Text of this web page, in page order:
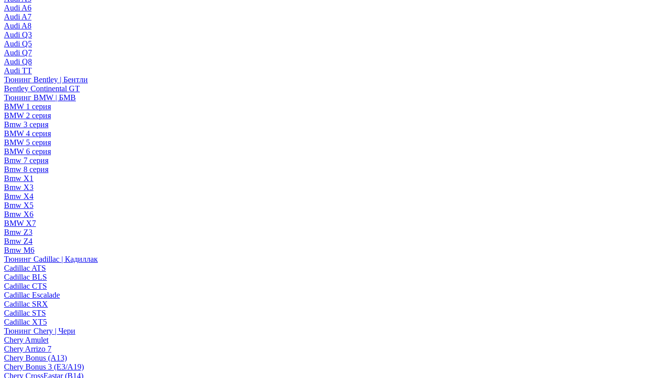
Audi A6
Audi A7
Audi A8
Audi Q3
Audi Q5
Audi Q7
Audi Q8
Audi TT
Тюнинг Bentley | Бентли
Bentley Continental GT
Тюнинг BMW | БМВ
BMW 1 серия
BMW 2 серия
Bmw 3 серия
BMW 4 серия
BMW 5 серия
BMW 6 серия
Bmw 7 серия
Bmw 8 серия
Bmw X1
Bmw X3
Bmw X4
Bmw X5
Bmw X6
BMW X7
Bmw Z3
Bmw Z4
Bmw М6
Тюнинг Cadillac | Кадиллак
Cadillac ATS
Cadillac BLS
Cadillac CTS
Cadillac Escalade
Cadillac SRX
Cadillac STS
Cadillac XT5
Тюнинг Chery | Чери
Chery Amulet
Chery Arrizo 7
Chery Bonus (A13)
Chery Bonus 3 (E3/A19)
Chery CrossEastar (B14)